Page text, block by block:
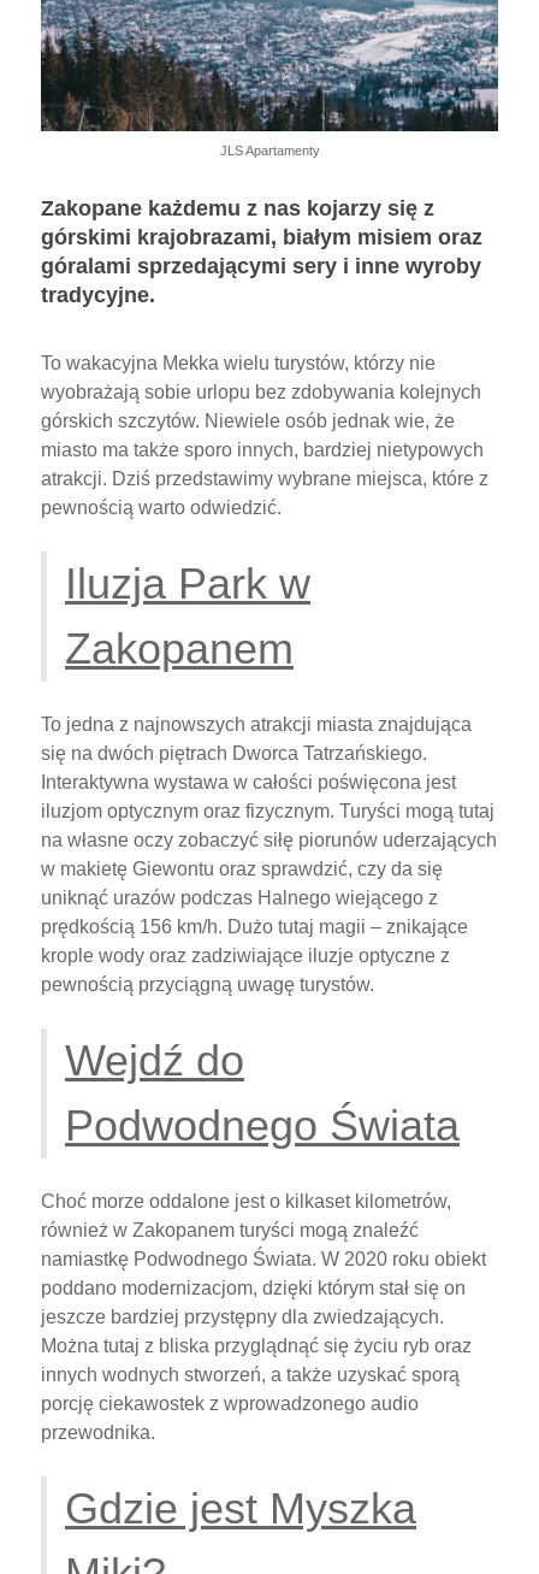
JLS Apartamenty
Zakopane każdemu z nas kojarzy się z
górskimi krajobrazami, białym misiem oraz
góralami sprzedającymi sery i inne wyroby
tradycyjne.
To wakacyjna Mekka wielu turystów, którzy nie
wyobrażają sobie urlopu bez zdobywania kolejnych
górskich szczytów. Niewiele osób jednak wie, że
miasto ma także sporo innych, bardziej nietypowych
atrakcji. Dziś przedstawimy wybrane miejsca, które z
pewnością warto odwiedzić.
Iluzja Park w
Zakopanem
To jedna z najnowszych atrakcji miasta znajdująca
się na dwóch piętrach Dworca Tatrzańskiego.
Interaktywna wystawa w całości poświęcona jest
iluzjom optycznym oraz fizycznym. Turyści mogą tutaj
na własne oczy zobaczyć siłę piorunów uderzających
w makietę Giewontu oraz sprawdzić, czy da się
uniknąć urazów podczas Halnego wiejącego z
prędkością 156 km/h. Dużo tutaj magii – znikające
krople wody oraz zadziwiające iluzje optyczne z
pewnością przyciągną uwagę turystów.
Wejdź do
Podwodnego Świata
Choć morze oddalone jest o kilkaset kilometrów,
również w Zakopanem turyści mogą znaleźć
namiastkę Podwodnego Świata. W 2020 roku obiekt
poddano modernizacjom, dzięki którym stał się on
jeszcze bardziej przystępny dla zwiedzających.
Można tutaj z bliska przyglądnąć się życiu ryb oraz
innych wodnych stworzeń, a także uzyskać sporą
porcję ciekawostek z wprowadzonego audio
przewodnika.
Gdzie jest Myszka